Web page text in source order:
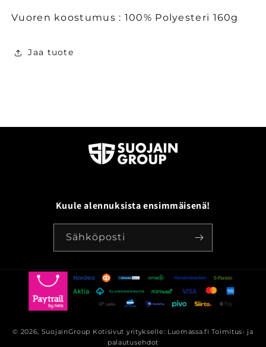
Vuoren koostumus : 100% Polyesteri 160g
Jaa tuote
Kuule alennuksista ensimmäisenä!
Sähköposti
© 2026, SuojainGroup Kotisivut yritykselle: Luomassa.fi Toimitus- ja
palautusehdot